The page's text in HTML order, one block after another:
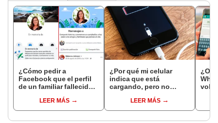
¿Cómo pedir a
Facebook que el perfil
de un familiar fallecido
conmemorativa?
LEER MÁS
¿Por qué mi celular
indica que está
cargando, pero no
arreglarlo?LEER MÁS